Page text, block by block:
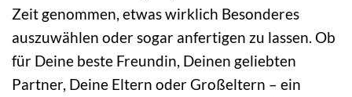
Zeit genommen, etwas wirklich Besonderes
auszuwählen oder sogar anfertigen zu lassen. Ob
für Deine beste Freundin, Deinen geliebten
Partner, Deine Eltern oder Großeltern – ein